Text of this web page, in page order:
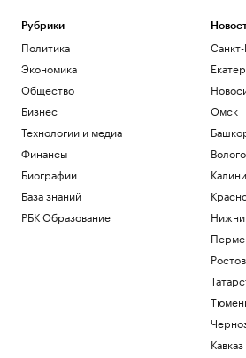
Рубрики
Политика
Экономика
Общество
Бизнес
Технологии и медиа
Финансы
Биографии
База знаний
РБК Образование
Омск
Кавказ